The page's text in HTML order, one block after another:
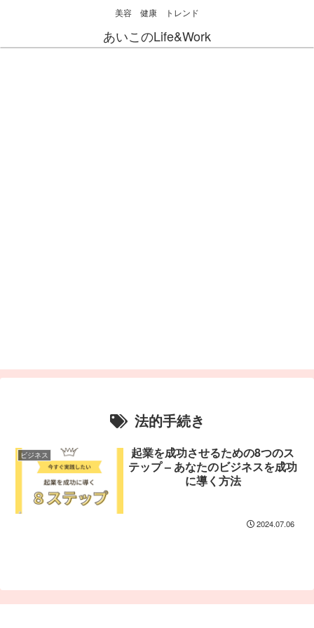
美容 健康 トレンド
あいこのLife&Work
法的手続き
ビジネス
起業を成功させるための8つのス
テップ – あなたのビジネスを成功
に導く方法
2024.07.06